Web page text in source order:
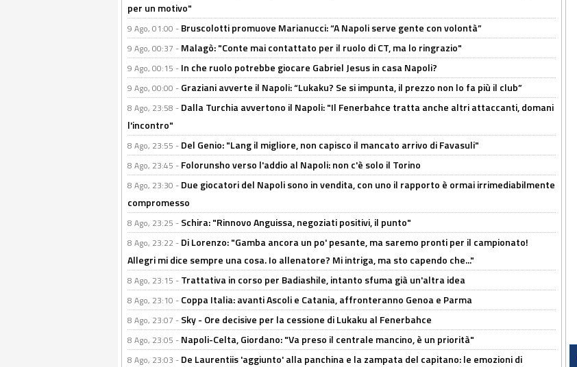
per un motivo"
9 Ago, 01:00 - Bruscolotti promuove Marianucci: “A Napoli serve gente con volontà”
9 Ago, 00:37 - Malagò: "Conte mai contattato per il ruolo di CT, ma lo ringrazio"
9 Ago, 00:15 - In che ruolo potrebbe giocare Gabriel Jesus in casa Napoli?
9 Ago, 00:00 - Graziani avverte il Napoli: “Lukaku? Se si impunta, il prezzo non lo fa più il club”
8 Ago, 23:58 - Dalla Turchia avvertono il Napoli: "Il Fenerbahce tratta anche altri attaccanti, domani
l'incontro"
8 Ago, 23:55 - Del Genio: "Lang il migliore, non capisco il mancato arrivo di Favasuli"
8 Ago, 23:45 - Folorunsho verso l'addio al Napoli: non c'è solo il Torino
8 Ago, 23:30 - Due giocatori del Napoli sono in vendita, con uno il rapporto è ormai irrimediabilmente
compromesso
8 Ago, 23:25 - Schira: "Rinnovo Anguissa, negoziati positivi, il punto"
8 Ago, 23:22 - Di Lorenzo: "Gamba ancora un po' pesante, ma saremo pronti per il campionato!
Allegri mi dice sempre una cosa. Io allenatore? Mi intriga, ma sto capendo che..."
8 Ago, 23:15 - Trattativa in corso per Badiashile, intanto sfuma già un'altra idea
8 Ago, 23:10 - Coppa Italia: avanti Ascoli e Catania, affronteranno Genoa e Parma
8 Ago, 23:07 - Sky - Ore decisive per la cessione di Lukaku al Fenerbahce
8 Ago, 23:05 - Napoli-Celta, Giordano: "Va preso il centrale mancino, è un priorità"
8 Ago, 23:03 - De Laurentiis 'aggiunto' alla panchina e la zampata del capitano: le emozioni di